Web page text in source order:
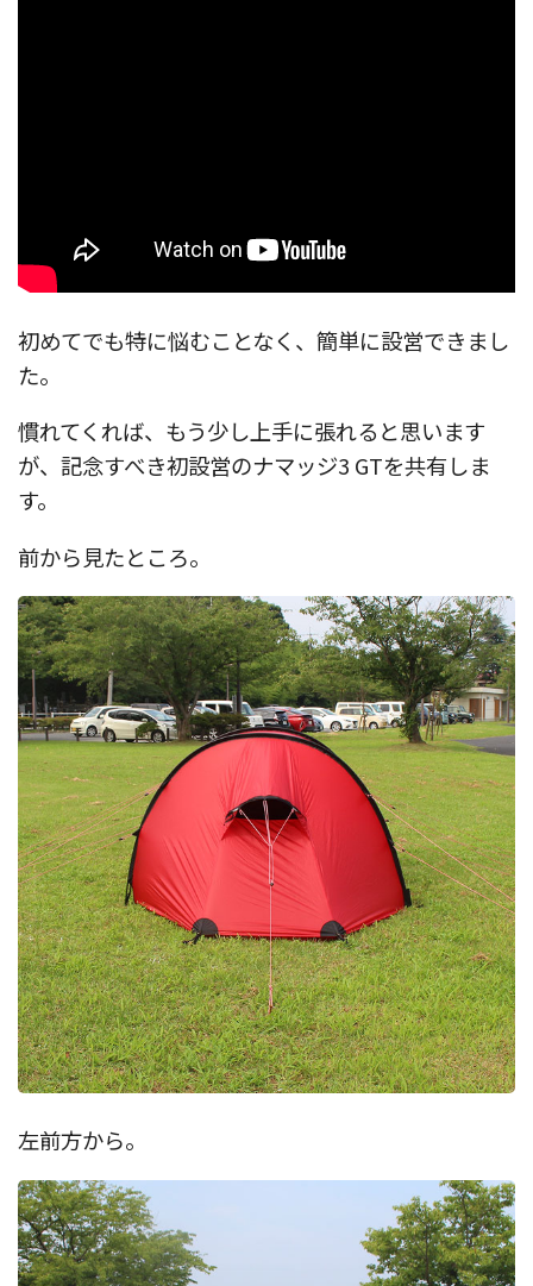
初めてでも特に悩むことなく、簡単に設営できまし
た。
慣れてくれば、もう少し上手に張れると思います
が、記念すべき初設営のナマッジ3 GTを共有しま
す。
前から見たところ。
左前方から。